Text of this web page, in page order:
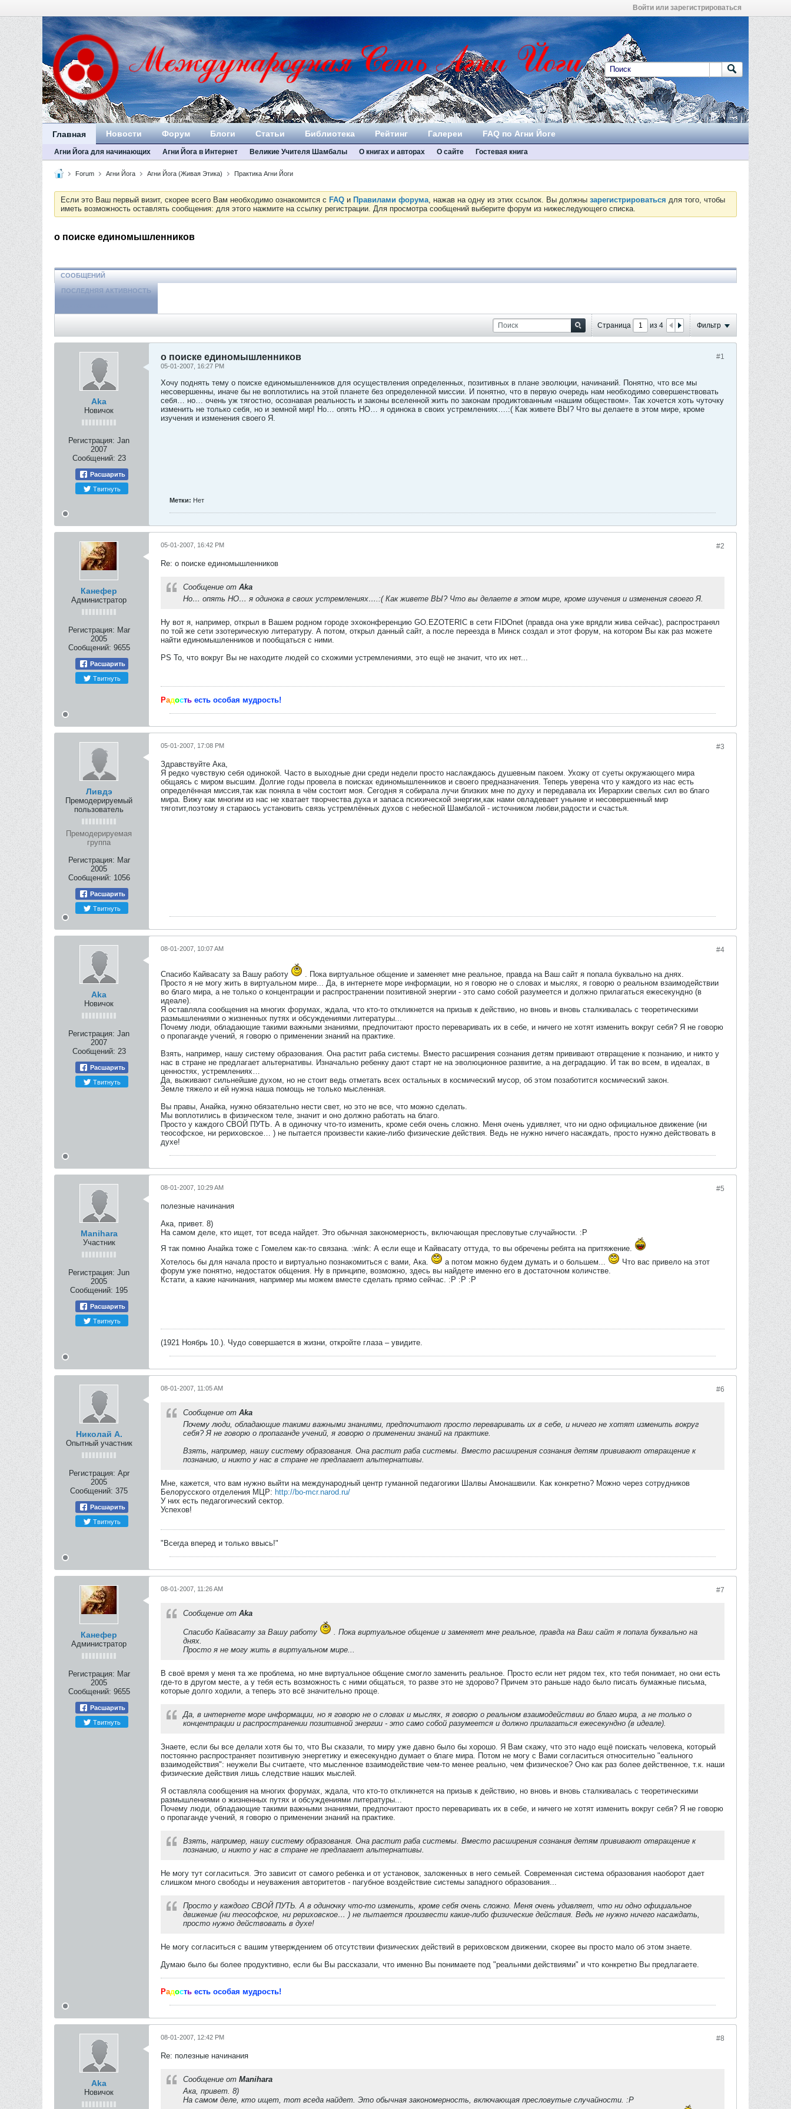
Войти или зарегистрироваться
Главная Новости Форум Блоги Статьи Библиотека Рейтинг Галереи FAQ по Агни Йоге
Агни Йога для начинающих Агни Йога в Интернет Великие Учителя Шамбалы О книгах и авторах О сайте Гостевая книга
Forum Агни Йога Агни Йога (Живая Этика) Практика Агни Йоги
Если это Ваш первый визит, скорее всего Вам необходимо ознакомится с FAQ и Правилами форума, нажав на одну из этих ссылок. Вы должны зарегистрироваться для того, чтобы
иметь возможность оставлять сообщения: для этого нажмите на ссылку регистрации. Для просмотра сообщений выберите форум из нижеследующего списка.
о поиске единомышленников
СООБЩЕНИЙ
ПОСЛЕДНЯЯ АКТИВНОСТЬ
Страница из 4 Фильтр
Aka
Новичок
Регистрация: Jan
2007
Сообщений: 23
Расшарить
Твитнуть
#1
о поиске единомышленников
05-01-2007, 16:27 PM
Хочу поднять тему о поиске единомышленников для осуществления определенных, позитивных в плане эволюции, начинаний. Понятно, что все мы
несовершенны, иначе бы не воплотились на этой планете без определенной миссии. И понятно, что в первую очередь нам необходимо совершенствовать
себя… но… очень уж тягостно, осознавая реальность и законы вселенной жить по законам продиктованным «нашим обществом». Так хочется хоть чуточку
изменить не только себя, но и земной мир! Но… опять НО… я одинока в своих устремлениях….:( Как живете ВЫ? Что вы делаете в этом мире, кроме
изучения и изменения своего Я.
Метки: Нет
Канефер
Администратор
Регистрация: Mar
2005
Сообщений: 9655
Расшарить
Твитнуть
#2
05-01-2007, 16:42 PM
Re: о поиске единомышленников
Сообщение от Aka
Но… опять НО… я одинока в своих устремлениях….:( Как живете ВЫ? Что вы делаете в этом мире, кроме изучения и изменения своего Я.
Ну вот я, например, открыл в Вашем родном городе эхоконференцию GO.EZOTERIC в сети FIDOnet (правда она уже врядли жива сейчас), распространял
по той же сети эзотерическую литературу. А потом, открыл данный сайт, а после переезда в Минск создал и этот форум, на котором Вы как раз можете
найти единомышленников и пообщаться с ними.
PS То, что вокруг Вы не находите людей со схожими устремлениями, это ещё не значит, что их нет...
Радость есть особая мудрость!
Ливдэ
Премодерируемый
пользователь
Премодерируемая
группа
Регистрация: Mar
2005
Сообщений: 1056
Расшарить
Твитнуть
#3
05-01-2007, 17:08 PM
Здравствуйте Ака,
Я редко чувствую себя одинокой. Часто в выходные дни среди недели просто наслаждаюсь душевным пакоем. Ухожу от суеты окружающего мира
общаясь с миром высшим. Долгие годы провела в поисках единомышленников и своего предназначения. Теперь уверена что у каждого из нас есть
определённая миссия,так как поняла в чём состоит моя. Сегодня я собирала лучи близких мне по духу и передавала их Иерархии свелых сил во благо
мира. Вижу как многим из нас не хватает творчества духа и запаса психической энергии,как нами овладевает уныние и несовершенный мир
тяготит,поэтому я стараюсь установить связь устремлённых духов с небесной Шамбалой - источником любви,радости и счастья.
Aka
Новичок
Регистрация: Jan
2007
Сообщений: 23
Расшарить
Твитнуть
#4
08-01-2007, 10:07 AM
Спасибо Кайвасату за Вашу работу
. Пока виртуальное общение и заменяет мне реальное, правда на Ваш сайт я попала буквально на днях.
Просто я не могу жить в виртуальном мире... Да, в интернете море информации, но я говорю не о словах и мыслях, я говорю о реальном взаимодействии
во благо мира, а не только о концентрации и распространении позитивной энергии - это само собой разумеется и должно прилагаться ежесекундно (в
идеале).
Я оставляла сообщения на многих форумах, ждала, что кто-то откликнется на призыв к действию, но вновь и вновь сталкивалась с теоретическими
размышлениями о жизненных путях и обсуждениями литературы...
Почему люди, обладающие такими важными знаниями, предпочитают просто переваривать их в себе, и ничего не хотят изменить вокруг себя? Я не говорю
о пропаганде учений, я говорю о применении знаний на практике.
Взять, например, нашу систему образования. Она растит раба системы. Вместо расширения сознания детям прививают отвращение к познанию, и никто у
нас в стране не предлагает альтернативы. Изначально ребенку дают старт не на эволюционное развитие, а на деградацию. И так во всем, в идеалах, в
ценностях, устремлениях…
Да, выживают сильнейшие духом, но не стоит ведь отметать всех остальных в космический мусор, об этом позаботится космический закон.
Земле тяжело и ей нужна наша помощь не только мысленная.
Вы правы, Анайка, нужно обязательно нести свет, но это не все, что можно сделать.
Мы воплотились в физическом теле, значит и оно должно работать на благо.
Просто у каждого СВОЙ ПУТЬ. А в одиночку что-то изменить, кроме себя очень сложно. Меня очень удивляет, что ни одно официальное движение (ни
теософское, ни рериховское… ) не пытается произвести какие-либо физические действия. Ведь не нужно ничего насаждать, просто нужно действовать в
духе!
Manihara
Участник
Регистрация: Jun
2005
Сообщений: 195
Расшарить
Твитнуть
#5
08-01-2007, 10:29 AM
полезные начинания
Ака, привет. 8)
На самом деле, кто ищет, тот вседа найдет. Это обычная закономерность, включающая пресловутые случайности. :P
Я так помню Анайка тоже с Гомелем как-то связана. :wink: А если еще и Кайвасату оттуда, то вы обречены ребята на притяжение.
Хотелось бы для начала просто и виртуально познакомиться с вами, Ака.
а потом можно будем думать и о большем...
Что вас привело на этот
форум уже понятно, недостаток общения. Ну в принципе, возможно, здесь вы найдете именно его в достаточном количстве.
Кстати, а какие начинания, например мы можем вместе сделать прямо сейчас. :P :P :P
(1921 Ноябрь 10.). Чудо совершается в жизни, откройте глаза – увидите.
Николай А.
Опытный участник
Регистрация: Apr
2005
Сообщений: 375
Расшарить
Твитнуть
#6
08-01-2007, 11:05 AM
Сообщение от Aka
Почему люди, обладающие такими важными знаниями, предпочитают просто переваривать их в себе, и ничего не хотят изменить вокруг
себя? Я не говорю о пропаганде учений, я говорю о применении знаний на практике.
Взять, например, нашу систему образования. Она растит раба системы. Вместо расширения сознания детям прививают отвращение к
познанию, и никто у нас в стране не предлагает альтернативы.
Мне, кажется, что вам нужно выйти на международный центр гуманной педагогики Шалвы Амонашвили. Как конкретно? Можно через сотрудников
Белорусского отделения МЦР: http://bo-mcr.narod.ru/
У них есть педагогический сектор.
Успехов!
"Всегда вперед и только ввысь!"
Канефер
Администратор
Регистрация: Mar
2005
Сообщений: 9655
Расшарить
Твитнуть
#7
08-01-2007, 11:26 AM
Сообщение от Aka
Спасибо Кайвасату за Вашу работу
. Пока виртуальное общение и заменяет мне реальное, правда на Ваш сайт я попала буквально на
днях.
Просто я не могу жить в виртуальном мире...
В своё время у меня та же проблема, но мне виртуальное общение смогло заменить реальное. Просто если нет рядом тех, кто тебя понимает, но они есть
где-то в другом месте, а у тебя есть возможность с ними общаться, то разве это не здорово? Причем это раньше надо было писать бумажные письма,
которые долго ходили, а теперь это всё значительно проще.
Да, в интернете море информации, но я говорю не о словах и мыслях, я говорю о реальном взаимодействии во благо мира, а не только о
концентрации и распространении позитивной энергии - это само собой разумеется и должно прилагаться ежесекундно (в идеале).
Знаете, если бы все делали хотя бы то, что Вы сказали, то миру уже давно было бы хорошо. Я Вам скажу, что это надо ещё поискать человека, который
постоянно распространяет позитивную энергетику и ежесекундно думает о благе мира. Потом не могу с Вами согласиться относительно "еального
взаимодействия": неужели Вы считаете, что мысленное взаимодействие чем-то менее реально, чем физическое? Оно как раз более действенное, т.к. наши
физические действия лишь следствие наших мыслей.
Я оставляла сообщения на многих форумах, ждала, что кто-то откликнется на призыв к действию, но вновь и вновь сталкивалась с теоретическими
размышлениями о жизненных путях и обсуждениями литературы...
Почему люди, обладающие такими важными знаниями, предпочитают просто переваривать их в себе, и ничего не хотят изменить вокруг себя? Я не говорю
о пропаганде учений, я говорю о применении знаний на практике.
Взять, например, нашу систему образования. Она растит раба системы. Вместо расширения сознания детям прививают отвращение к
познанию, и никто у нас в стране не предлагает альтернативы.
Не могу тут согласиться. Это зависит от самого ребенка и от установок, заложенных в него семьей. Современная система образования наоборот дает
слишком много свободы и неуважения авторитетов - пагубное воздействие системы западного образования...
Просто у каждого СВОЙ ПУТЬ. А в одиночку что-то изменить, кроме себя очень сложно. Меня очень удивляет, что ни одно официальное
движение (ни теософское, ни рериховское… ) не пытается произвести какие-либо физические действия. Ведь не нужно ничего насаждать,
просто нужно действовать в духе!
Не могу согласиться с вашим утверждением об отсутствии физических действий в рериховском движении, скорее вы просто мало об этом знаете.
Думаю было бы более продуктивно, если бы Вы рассказали, что именно Вы понимаете под "реальнми действиями" и что конкретно Вы предлагаете.
Радость есть особая мудрость!
Aka
Новичок
#8
08-01-2007, 12:42 PM
Re: полезные начинания
Сообщение от Manihara
Ака, привет. 8)
На самом деле, кто ищет, тот вседа найдет. Это обычная закономерность, включающая пресловутые случайности. :P